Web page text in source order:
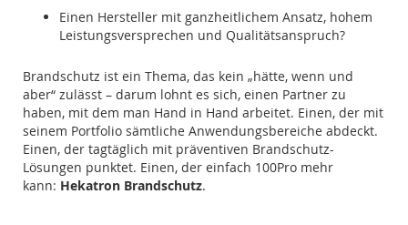
Einen Hersteller mit ganzheitlichem Ansatz, hohem
Leistungsversprechen und Qualitätsanspruch?
Brandschutz ist ein Thema, das kein „hätte, wenn und
aber“ zulässt – darum lohnt es sich, einen Partner zu
haben, mit dem man Hand in Hand arbeitet. Einen, der mit
seinem Portfolio sämtliche Anwendungsbereiche abdeckt.
Einen, der tagtäglich mit präventiven Brandschutz-
Lösungen punktet. Einen, der einfach 100Pro mehr
kann: Hekatron Brandschutz.